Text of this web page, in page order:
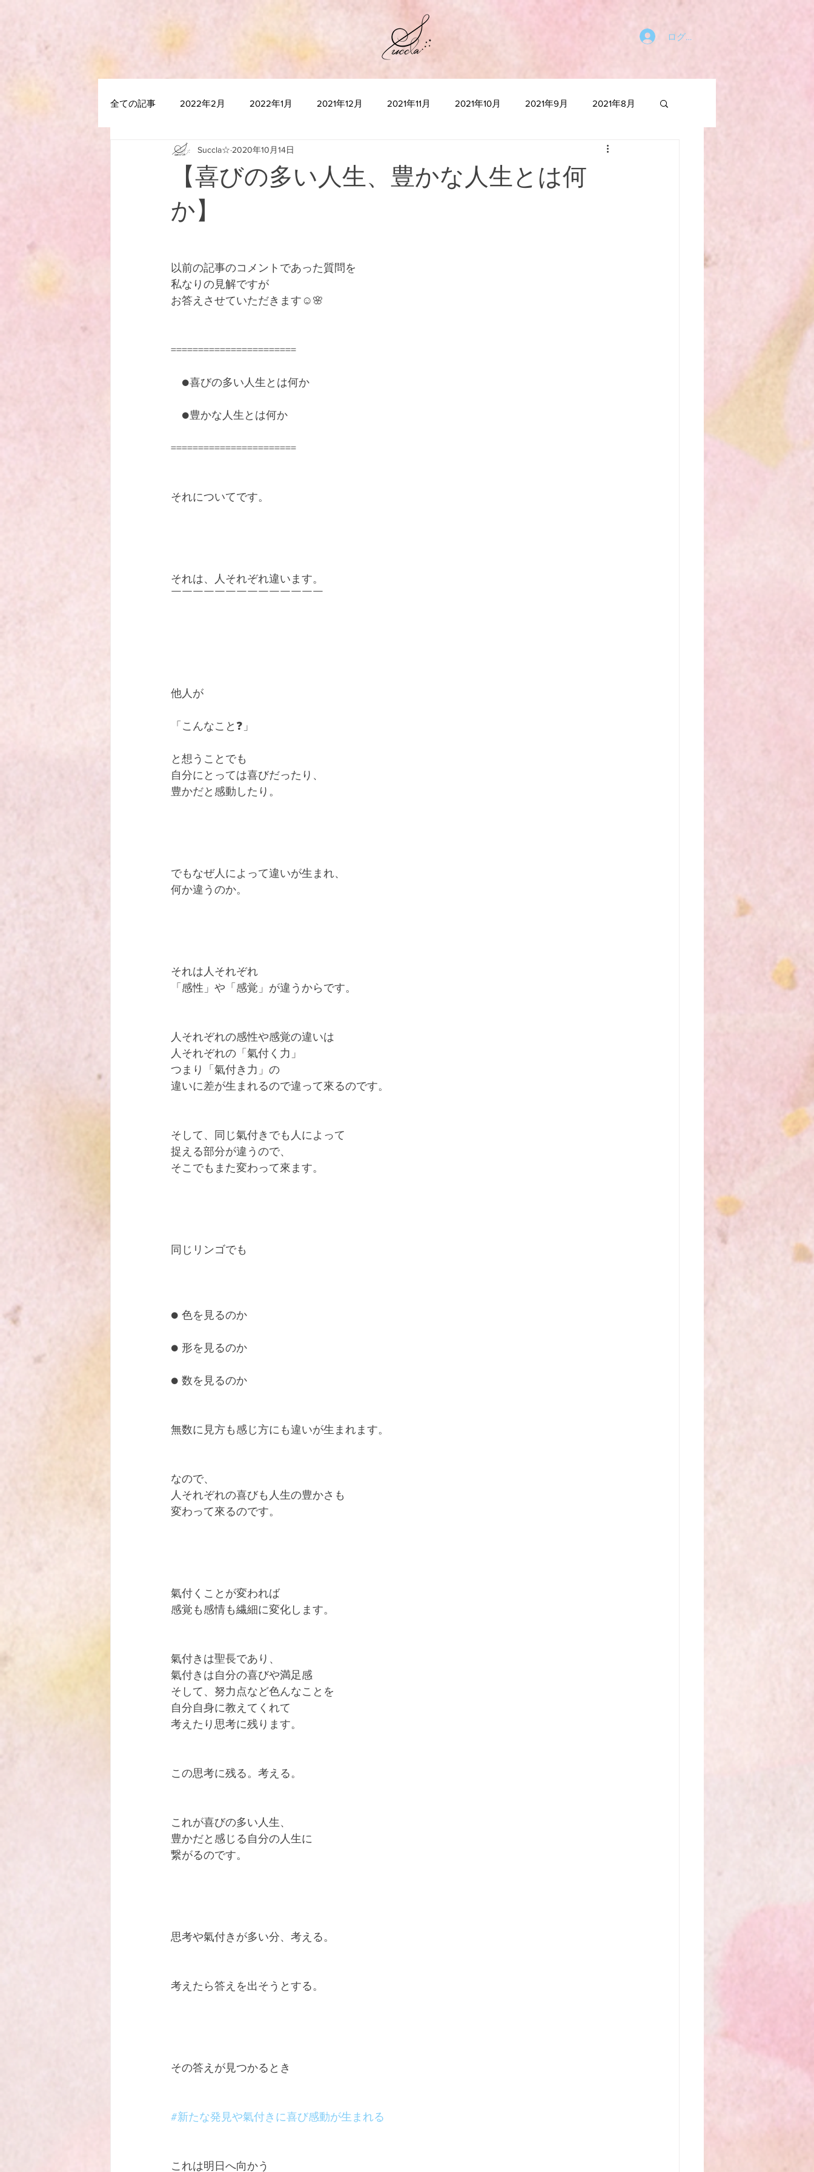
ログイン
全ての記事 2022年2月 2022年1月 2021年12月 2021年11月 2021年10月 2021年9月 2021年8月
2021年7月 2021年6月 2021年5月
2020年12月
ハワイで出逢った 忘れ得ぬ神父と宿命を背負った息子の覚悟
【喜びの多い人生、豊かな人生とは何
か】
Succla☆ 2020年10月14日
以前の記事のコメントであった質問を
私なりの見解ですが
お答えさせていただきます☺️🌸
=======================
●喜びの多い人生とは何か
●豊かな人生とは何か
=======================
それについてです。
それは、人それぞれ違います。
￣￣￣￣￣￣￣￣￣￣￣￣￣￣
他人が
「こんなこと❓」
と想うことでも
自分にとっては喜びだったり、
豊かだと感動したり。
でもなぜ人によって違いが生まれ、
何か違うのか。
それは人それぞれ
「感性」や「感覚」が違うからです。
人それぞれの感性や感覚の違いは
人それぞれの「氣付く力」
つまり「氣付き力」の
違いに差が生まれるので違って來るのです。
そして、同じ氣付きでも人によって
捉える部分が違うので、
そこでもまた変わって來ます。
同じリンゴでも
● 色を見るのか
● 形を見るのか
● 数を見るのか
無数に見方も感じ方にも違いが生まれます。
なので、
人それぞれの喜びも人生の豊かさも
変わって來るのです。
氣付くことが変われば
感覚も感情も繊細に変化します。
氣付きは聖長であり、
氣付きは自分の喜びや満足感
そして、努力点など色んなことを
自分自身に教えてくれて
考えたり思考に残ります。
この思考に残る。考える。
これが喜びの多い人生、
豊かだと感じる自分の人生に
繋がるのです。
思考や氣付きが多い分、考える。
考えたら答えを出そうとする。
その答えが見つかるとき
#新たな発見や氣付きに喜び感動が生まれる
これは明日へ向かう